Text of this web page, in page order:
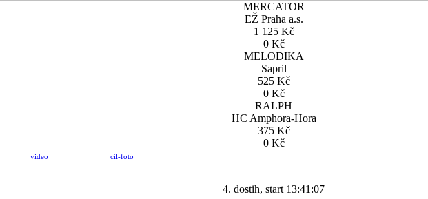
MERCATOR
EŽ Praha a.s.
1 125 Kč
0 Kč
MELODIKA
Sapril
525 Kč
0 Kč
RALPH
HC Amphora-Hora
375 Kč
0 Kč
video cíl-foto
4. dostih, start 13:41:07